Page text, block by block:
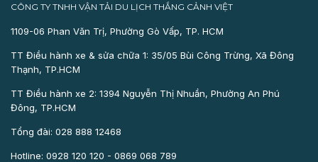
CÔNG TY TNHH VẬN TẢI DU LỊCH THẮNG CẢNH VIỆT
1109-06 Phan Văn Trị, Phường Gò Vấp, TP. HCM
TT Điều hành xe & sửa chữa 1: 35/05 Bùi Công Trừng, Xã Đông
Thạnh, TP.HCM
TT Điều hành xe 2: 1394 Nguyễn Thị Nhuần, Phường An Phú
Đông, TP.HCM
Tổng đài: 028 888 12468
Hotline: 0928 120 120 - 0869 068 789